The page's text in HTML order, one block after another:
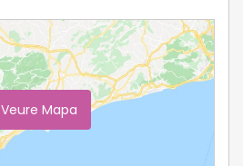
Veure Mapa